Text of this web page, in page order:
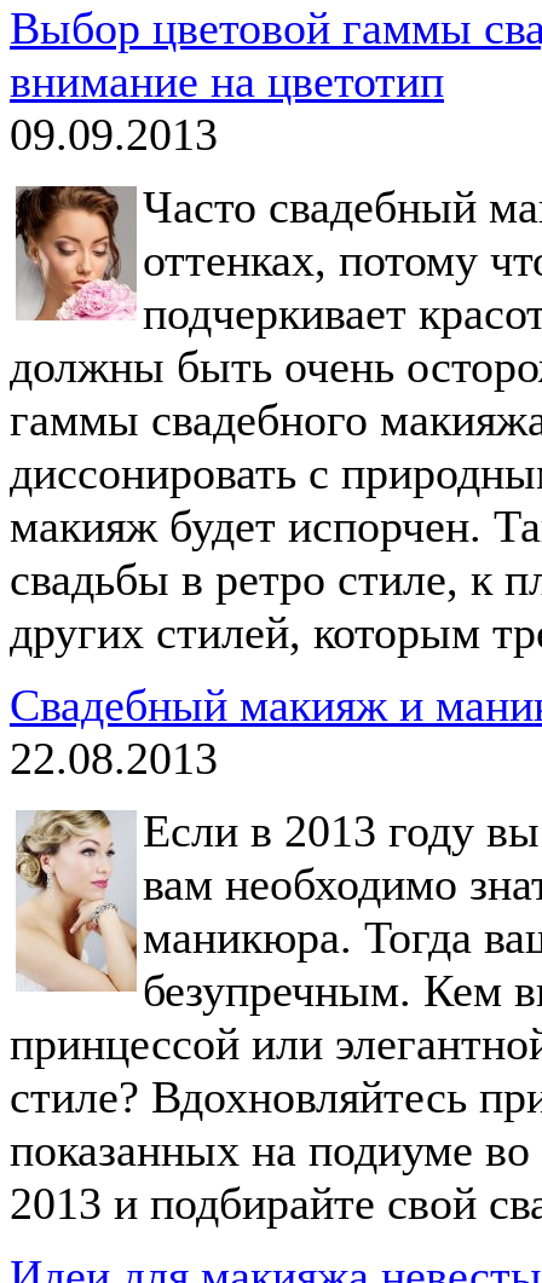
Выбор цветовой гаммы
внимание на цветотип
09.09.2013
Часто свадебный
оттенках, потому
подчеркивает
должны быть очень
гаммы свадебного
диссонировать с
макияж будет испорчен.
свадьбы в ретро стиле, к
других стилей, которым
Свадебный макияж и
22.08.2013
Если в 2013 году
вам необходимо
маникюра. Тогда
безупречным. Кем
принцессой или
стиле? Вдохновляйтесь
показанных на подиуме
2013 и подбирайте свой